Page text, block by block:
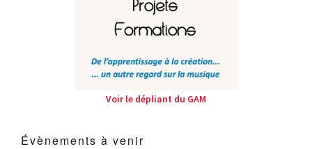
Voir le dépliant du GAM
Évènements à venir